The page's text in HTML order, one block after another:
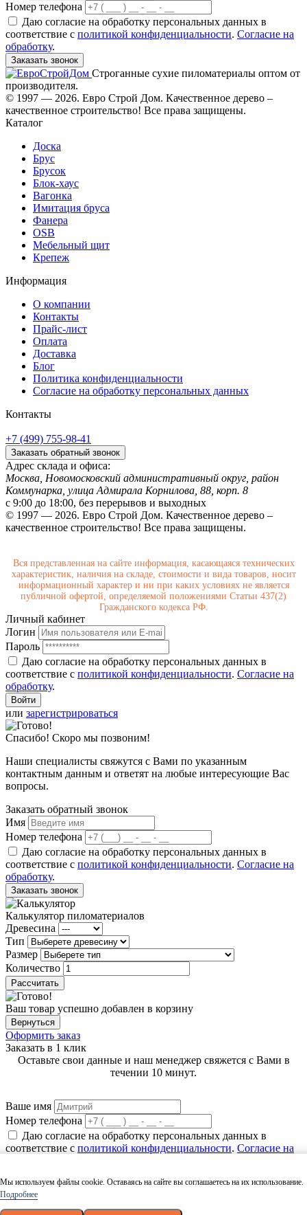
Номер телефона
Даю согласие на обработку персональных данных в
соответствие с политикой конфиденциальности. Согласие на
обработку.
Заказать звонок
Строганные сухие пиломатериалы оптом от
производителя.
© 1997 — 2026. Евро Строй Дом. Качественное дерево –
качественное строительство! Все права защищены.
Каталог
Доска
Брус
Брусок
Блок-хаус
Вагонка
Имитация бруса
Фанера
OSB
Мебельный щит
Крепеж
Информация
О компании
Контакты
Прайс-лист
Оплата
Доставка
Блог
Политика конфиденциальности
Согласие на обработку персональных данных
Контакты
+7 (499) 755-98-41
Заказать обратный звонок
Адрес склада и офиса:
Москва, Новомосковский административный округ, район
Коммунарка, улица Адмирала Корнилова, 88, корп. 8
с 9:00 до 18:00, без перерывов и выходных
© 1997 — 2026. Евро Строй Дом. Качественное дерево –
качественное строительство! Все права защищены.
Вся представленная на сайте информация, касающаяся технических
характеристик, наличия на складе, стоимости и вида товаров, носит
информационный характер и ни при каких условиях не является
публичной офертой, определяемой положениями Статьи 437(2)
Гражданского кодекса РФ.
Личный кабинет
Логин
Пароль
Даю согласие на обработку персональных данных в
соответствие с политикой конфиденциальности. Согласие на
обработку.
или зарегистрироваться
Спасибо! Скоро мы позвоним!
Наши специалисты свяжутся с Вами по указанным
контактным данным и ответят на любые интересующие Вас
вопросы.
Заказать обратный звонок
Имя
Номер телефона
Даю согласие на обработку персональных данных в
соответствие с политикой конфиденциальности. Согласие на
обработку.
Заказать звонок
Калькулятор пиломатериалов
Древесина
Тип
Размер
Количество
Рассчитать
Ваш товар успешно добавлен в корзину
Вернуться
Оформить заказ
Заказать в 1 клик
Оставьте свои данные и наш менеджер свяжется с Вами в
течении 10 минут.
Ваше имя
Номер телефона
Даю согласие на обработку персональных данных в
соответствие с политикой конфиденциальности. Согласие на
Спасибо! Скоро мы позвоним!
Мы используем файлы cookie. Оставаясь на сайте вы соглашаетесь на их использование.
Подробнее